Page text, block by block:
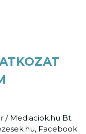
/ Mediaciok.hu Bt.
Facebook